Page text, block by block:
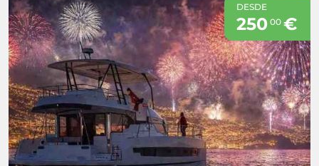
DESDE
250 00€